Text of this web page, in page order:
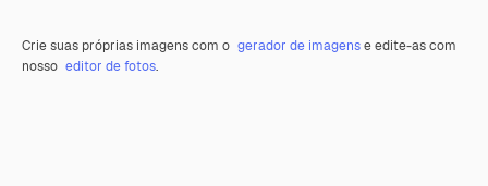
Crie suas próprias imagens com o gerador de imagense edite-as com
nosso editor de fotos.